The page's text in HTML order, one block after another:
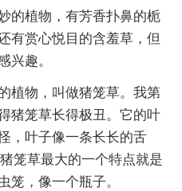
的植物，有芳香扑鼻的栀
有赏心悦目的含羞草，但
兴趣。
植物，叫做猪笼草。我第
猪笼草长得极丑。它的叶
，叶子像一条长长的舌
笼草最大的一个特点就是
笼，像一个瓶子。